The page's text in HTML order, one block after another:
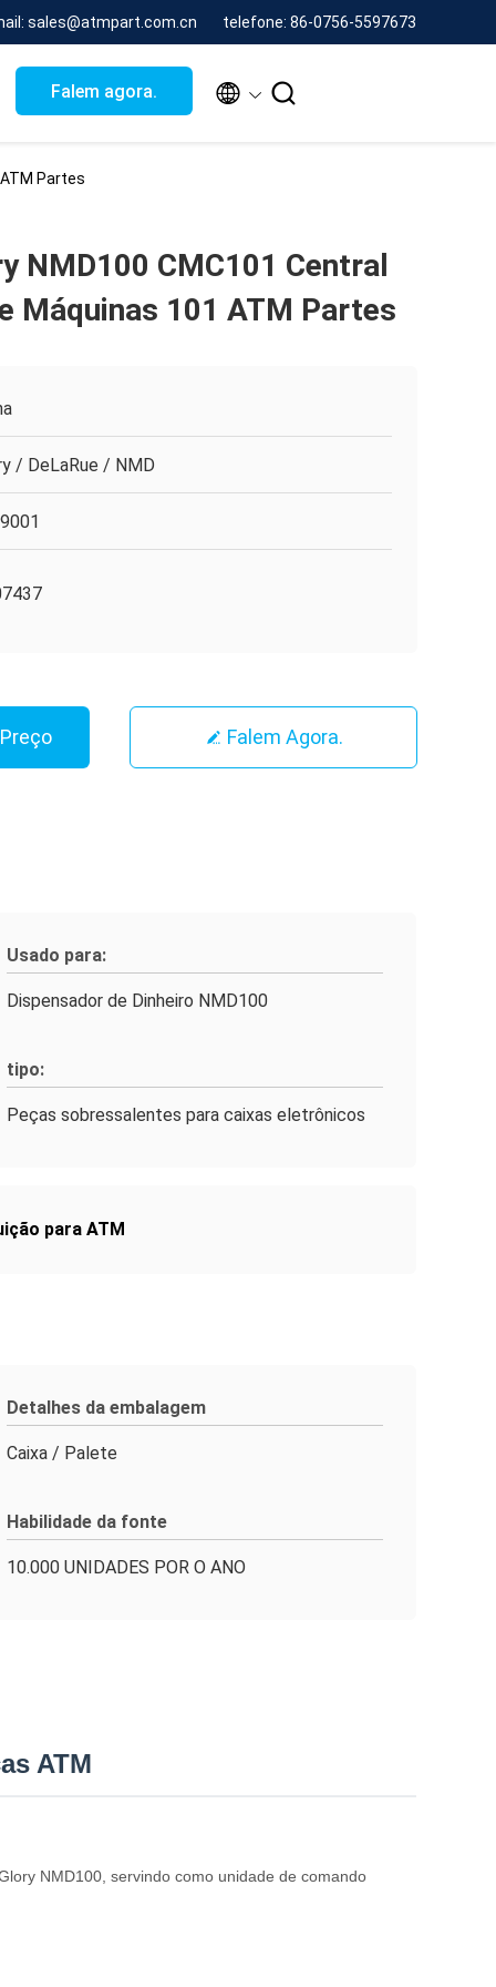
sales@atmpart.com.cn telefone: 86-0756-5597673
Falem agora.  
Partes
NMD100 CMC101 Central
Máquinas 101 ATM Partes
/ DeLaRue / NMD
Falem Agora.
Usado para:
Dispensador de Dinheiro NMD100
tipo:
Peças sobressalentes para caixas eletrônicos
para ATM
Detalhes da embalagem
Caixa / Palete
Habilidade da fonte
10.000 UNIDADES POR O ANO
ATM
NMD100, servindo como unidade de comando